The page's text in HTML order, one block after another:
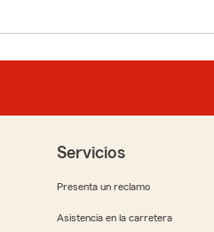
Servicios
Presenta un reclamo
Asistencia en la carretera